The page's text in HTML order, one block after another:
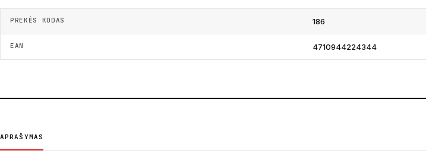
PREKĖS KODAS 186
EAN 4710944224344
APRAŠYMAS